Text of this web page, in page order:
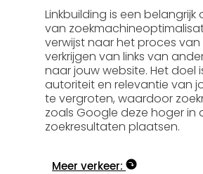
Linkbuilding is een belangrijk
van
verwijst naar het proces
verkrijgen van links van
naar jouw website. Het doel
autoriteit en relevantie van
te vergroten, waardoor
zoals Google deze hoger in
zoekresultaten plaatsen.
Meer verkeer: